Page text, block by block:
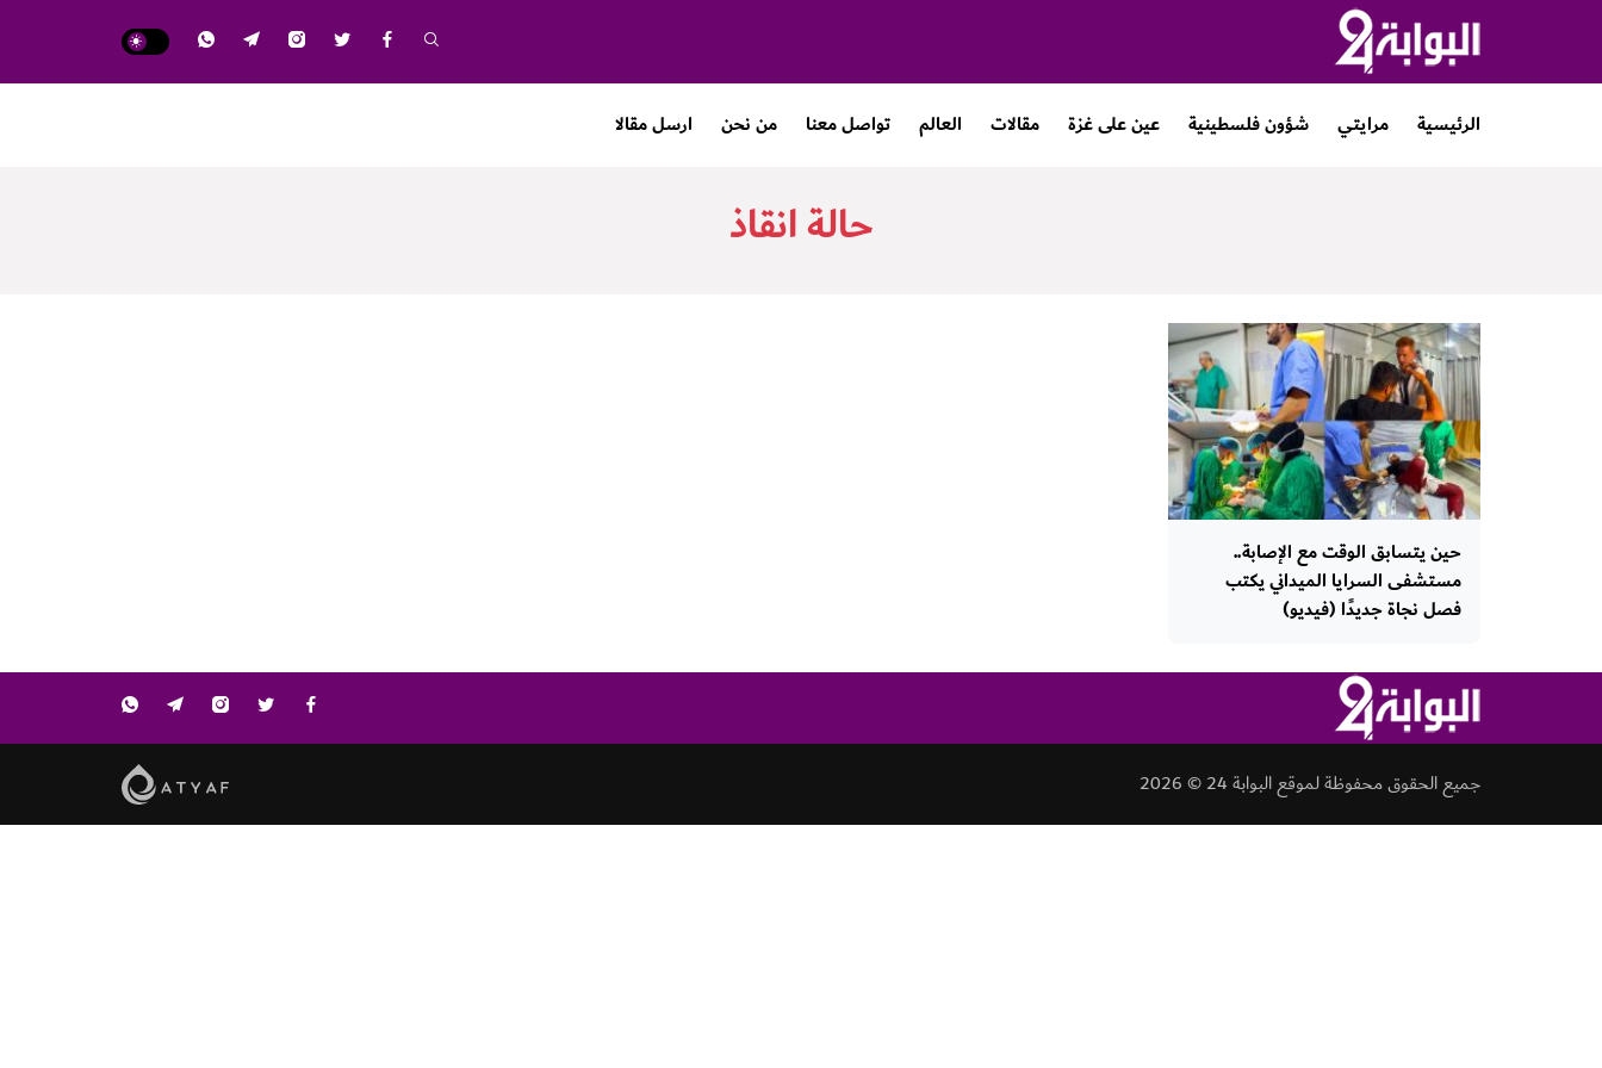
الرئيسية مرايتي شؤون فلسطينية عين على غزة مقالات العالم تواصل معنا من نحن ارسل مقالا
حالة انقاذ
حين يتسابق الوقت مع الإصابة..
مستشفى السرايا الميداني يكتب
فصل نجاة جديدًا (فيديو)
جميع الحقوق محفوظة لموقع البوابة 24 © 2026